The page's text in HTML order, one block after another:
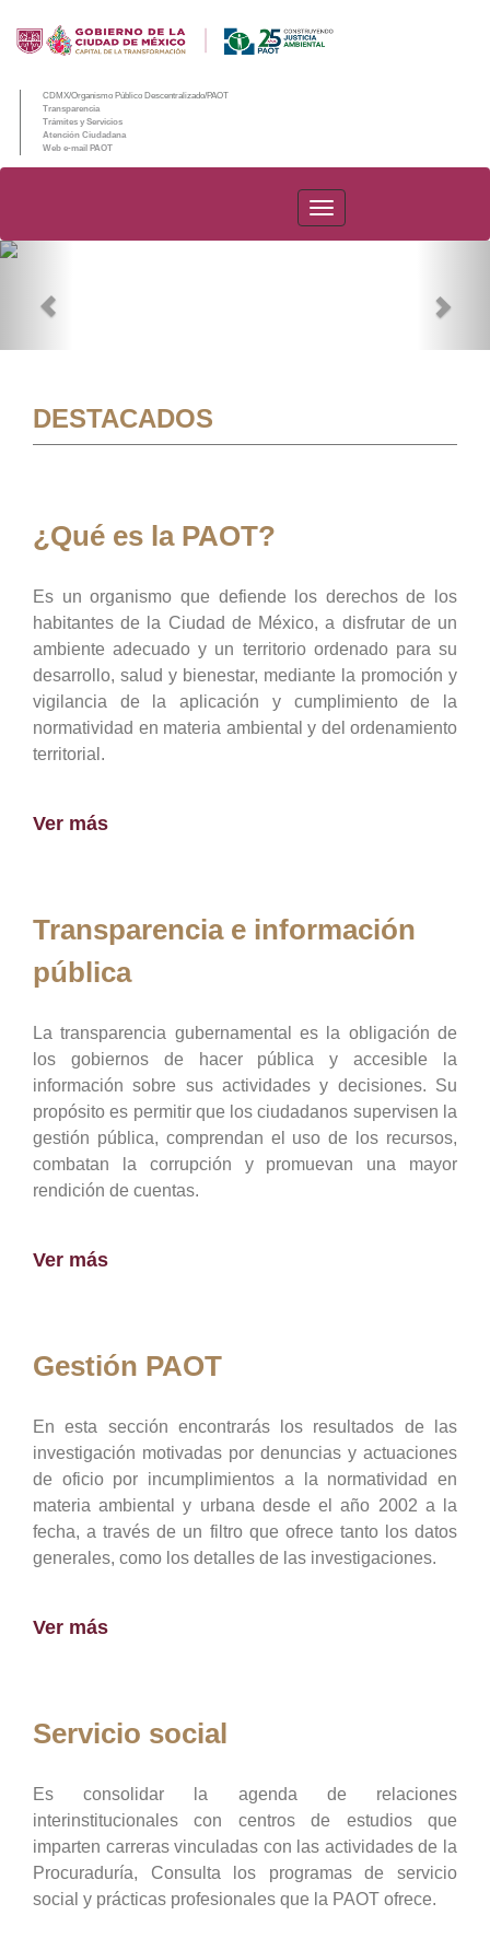
CDMX/Organismo Público Descentralizado/PAOT
Transparencia
Trámites y Servicios
Atención Ciudadana
Web e-mail PAOT
PAOT
DESTACADOS
¿Qué es la PAOT?
Es un organismo que defiende los derechos de los
habitantes de la Ciudad de México, a disfrutar de un
ambiente adecuado y un territorio ordenado para su
desarrollo, salud y bienestar, mediante la promoción y
vigilancia de la aplicación y cumplimiento de la
normatividad en materia ambiental y del ordenamiento
territorial.
Ver más
Transparencia e información
pública
La transparencia gubernamental es la obligación de
los gobiernos de hacer pública y accesible la
información sobre sus actividades y decisiones. Su
propósito es permitir que los ciudadanos supervisen la
gestión pública, comprendan el uso de los recursos,
combatan la corrupción y promuevan una mayor
rendición de cuentas.
Ver más
Gestión PAOT
En esta sección encontrarás los resultados de las
investigación motivadas por denuncias y actuaciones
de oficio por incumplimientos a la normatividad en
materia ambiental y urbana desde el año 2002 a la
fecha, a través de un filtro que ofrece tanto los datos
generales, como los detalles de las investigaciones.
Ver más
Servicio social
Es consolidar la agenda de relaciones
interinstitucionales con centros de estudios que
imparten carreras vinculadas con las actividades de la
Procuraduría, Consulta los programas de servicio
social y prácticas profesionales que la PAOT ofrece.